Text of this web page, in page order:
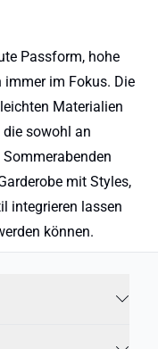
Passform, hohe
im Fokus. Die
Materialien
sowohl an
mit Styles,
integrieren lassen
können.